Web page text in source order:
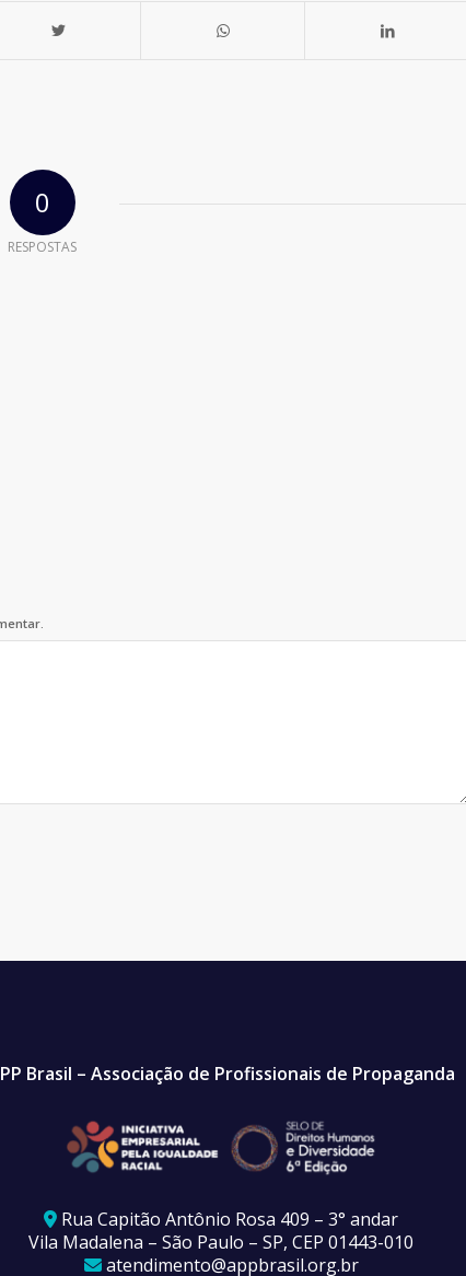
0
RESPOSTAS
Brasil – Associação de Profissionais de Propaganda
Rua Capitão Antônio Rosa 409 – 3° andar
Vila Madalena – São Paulo – SP, CEP 01443-010
atendimento@appbrasil.org.br